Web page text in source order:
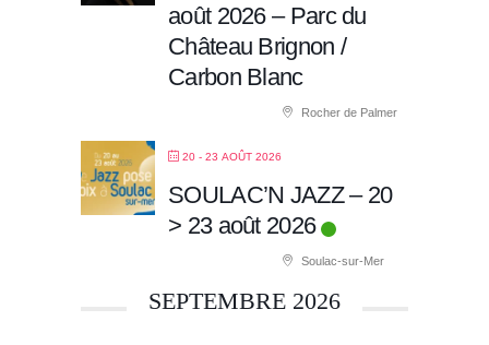
août 2026 – Parc du
Château Brignon /
Carbon Blanc
Rocher de Palmer
20 - 23 AOÛT 2026
SOULAC’N JAZZ – 20
> 23 août 2026
Soulac-sur-Mer
SEPTEMBRE 2026